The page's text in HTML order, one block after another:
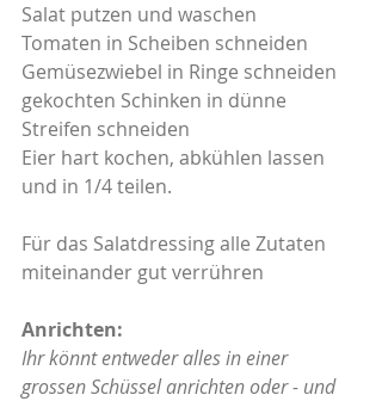
Salat putzen und waschen
Tomaten in Scheiben schneiden
Gemüsezwiebel in Ringe schneiden
gekochten Schinken in dünne
Streifen schneiden
Eier hart kochen, abkühlen lassen
und in 1/4 teilen.
Für das Salatdressing alle Zutaten
miteinander gut verrühren
Anrichten:
Ihr könnt entweder alles in einer
grossen Schüssel anrichten oder - und